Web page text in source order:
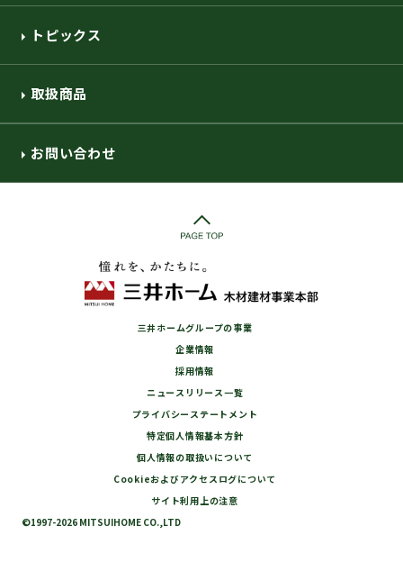
トピックス
取扱商品
お問い合わせ
三井ホームグループの事業
企業情報
採用情報
ニュースリリース一覧
プライバシーステートメント
特定個人情報基本方針
個人情報の取扱いについて
Cookieおよびアクセスログについて
サイト利用上の注意
©1997-2026 MITSUIHOME CO.,LTD